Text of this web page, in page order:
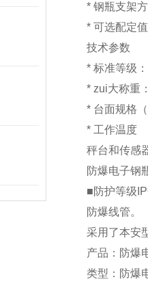
* 钢瓶支架
* 可选配定
技术参数
* 标准等
* zui大称
* 台面规
* 工作温度
秤台和传
防爆电子钢
■防护等级
防爆线管。
采用了本安
产品：防爆
类型：防爆